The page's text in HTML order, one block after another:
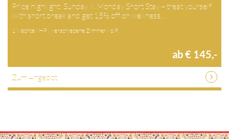
Price highlight: Sunday & Monday Short Stay – treat yourself
with short break and get 15% off on wellness…
1 Nächte / HP / verschiedene Zimmer / p.P.
ab € 145,-
Zum Angebot